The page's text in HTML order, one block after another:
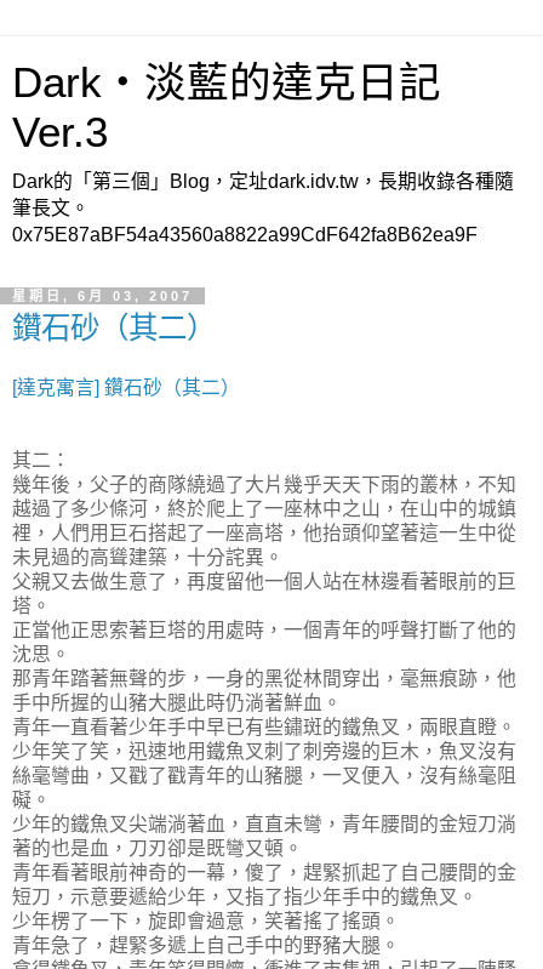
Dark‧淡藍的達克日記
Ver.3
Dark的「第三個」Blog，定址dark.idv.tw，長期收錄各種隨
筆長文。
0x75E87aBF54a43560a8822a99CdF642fa8B62ea9F
星期日, 6月 03, 2007
鑽石砂（其二）
[達克寓言] 鑽石砂（其二）
其二：
幾年後，父子的商隊繞過了大片幾乎天天下雨的叢林，不知
越過了多少條河，終於爬上了一座林中之山，在山中的城鎮
裡，人們用巨石搭起了一座高塔，他抬頭仰望著這一生中從
未見過的高聳建築，十分詫異。
父親又去做生意了，再度留他一個人站在林邊看著眼前的巨
塔。
正當他正思索著巨塔的用處時，一個青年的呼聲打斷了他的
沈思。
那青年踏著無聲的步，一身的黑從林間穿出，毫無痕跡，他
手中所握的山豬大腿此時仍淌著鮮血。
青年一直看著少年手中早已有些鏽斑的鐵魚叉，兩眼直瞪。
少年笑了笑，迅速地用鐵魚叉刺了刺旁邊的巨木，魚叉沒有
絲毫彎曲，又戳了戳青年的山豬腿，一叉便入，沒有絲毫阻
礙。
少年的鐵魚叉尖端淌著血，直直未彎，青年腰間的金短刀淌
著的也是血，刀刃卻是既彎又頓。
青年看著眼前神奇的一幕，傻了，趕緊抓起了自己腰間的金
短刀，示意要遞給少年，又指了指少年手中的鐵魚叉。
少年楞了一下，旋即會過意，笑著搖了搖頭。
青年急了，趕緊多遞上自己手中的野豬大腿。